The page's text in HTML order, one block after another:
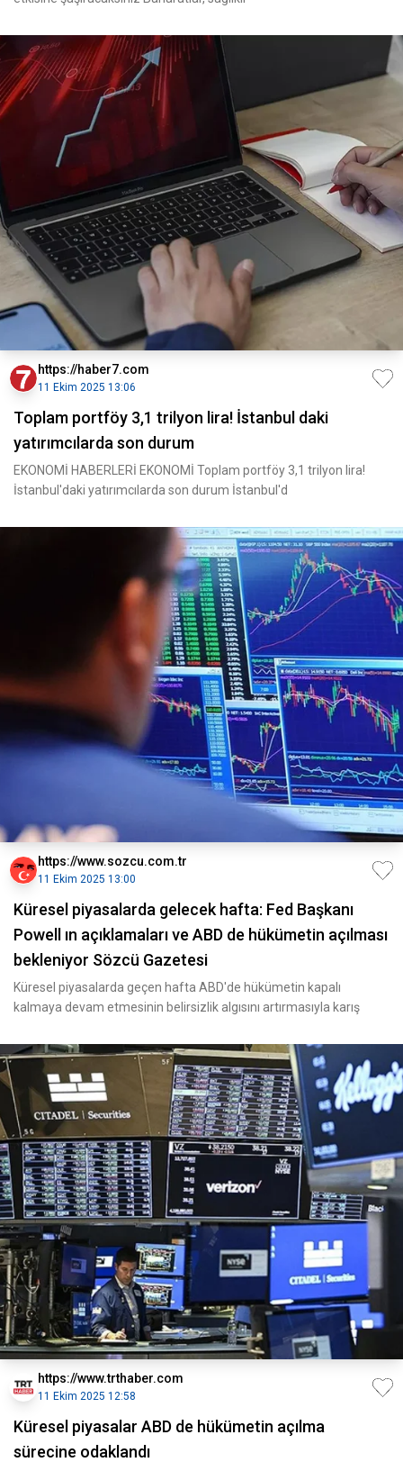
https://haber7.com
11 Ekim 2025 13:06
Toplam portföy 3,1 trilyon lira! İstanbul daki
yatırımcılarda son durum
EKONOMİ HABERLERİ EKONOMİ Toplam portföy 3,1 trilyon lira!
İstanbul'daki yatırımcılarda son durum İstanbul'd
https://www.sozcu.com.tr
11 Ekim 2025 13:00
Küresel piyasalarda gelecek hafta: Fed Başkanı
Powell ın açıklamaları ve ABD de hükümetin açılması
bekleniyor Sözcü Gazetesi
Küresel piyasalarda geçen hafta ABD'de hükümetin kapalı
kalmaya devam etmesinin belirsizlik algısını artırmasıyla karış
https://www.trthaber.com
11 Ekim 2025 12:58
Küresel piyasalar ABD de hükümetin açılma
sürecine odaklandı